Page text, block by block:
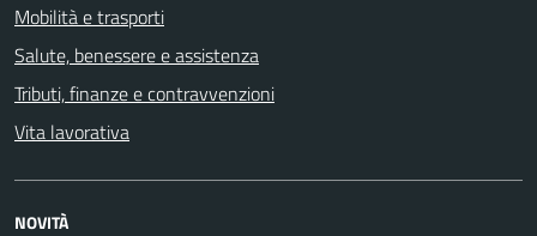
Mobilità e trasporti
Salute, benessere e assistenza
Tributi, finanze e contravvenzioni
Vita lavorativa
NOVITÀ